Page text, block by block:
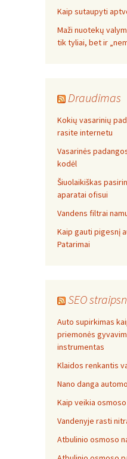
Kaip sutaupyti
Maži nuotekų
tik tyliai, bet ir
Draudimas
Kokių vasarinių
rasite internetu
Vasarinės
kodėl
Šiuolaikiškas
aparatai ofisui
Vandens filtrai
Kaip gauti pigesnį
Patarimai
SEO
Auto supirkimas
priemonės
instrumentas
Klaidos renkantis
Nano danga
Kaip veikia
Vandenyje rasti
Atbulinio osmoso